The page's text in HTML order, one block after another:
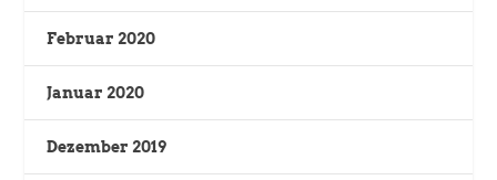
Februar 2020
Januar 2020
Dezember 2019